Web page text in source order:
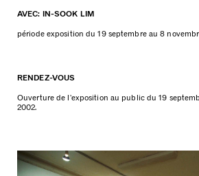
AVEC: IN-SOOK LIM
période exposition du 19 septembre au 8
RENDEZ-VOUS
Ouverture de l’exposition au public du 19
2002.